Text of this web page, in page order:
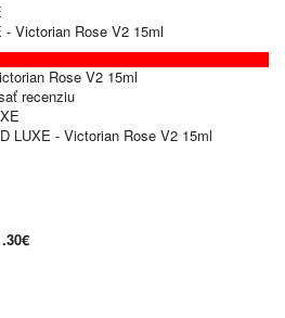
Victorian Rose V2 15ml
recenziu
LUXE - Victorian Rose V2 15ml